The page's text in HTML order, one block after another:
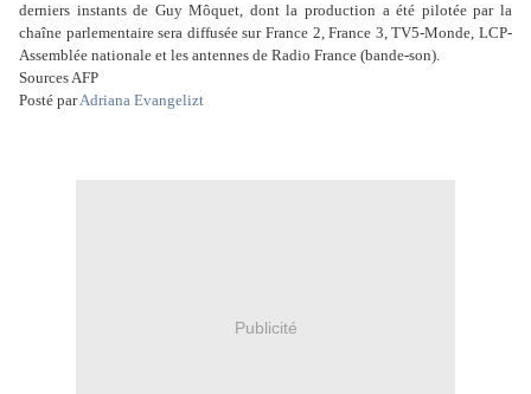
derniers instants de Guy Môquet, dont la production a été pilotée par la
chaîne parlementaire sera diffusée sur France 2, France 3, TV5-Monde, LCP-
Assemblée nationale et les antennes de Radio France (bande-son).
Sources AFP
Posté parAdriana Evangelizt
Publicité